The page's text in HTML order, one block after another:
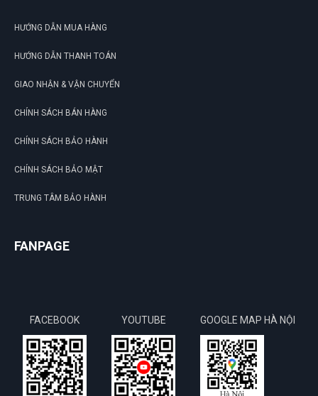
HƯỚNG DẪN MUA HÀNG
HƯỚNG DẪN THANH TOÁN
GIAO NHẬN & VẬN CHUYỂN
CHÍNH SÁCH BÁN HÀNG
CHÍNH SÁCH BẢO HÀNH
CHÍNH SÁCH BẢO MẬT
TRUNG TÂM BẢO HÀNH
FANPAGE
FACEBOOK YOUTUBE GOOGLE MAP HÀ NỘI